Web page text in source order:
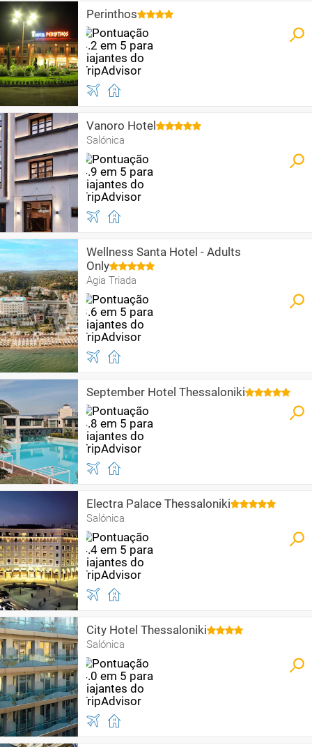
Perinthos
Vanoro Hotel
Salónica
Wellness Santa Hotel - Adults
Only
Agia Triada
September Hotel Thessaloniki
Electra Palace Thessaloniki
Salónica
City Hotel Thessaloniki
Salónica